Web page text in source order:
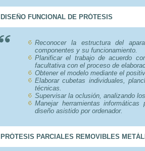
DISEÑO FUNCIONAL DE PRÓTESIS
Reconocer la estructura del
componentes y su funcionamiento.
Planificar el trabajo de acuerdo
facultativa con el proceso de
Obtener el modelo mediante el
Elaborar cubetas individuales,
técnicas.
Supervisar la oclusión, analizando
Manejar herramientas
diseño asistido por ordenador.
PRÓTESIS PARCIALES REMOVIBLES